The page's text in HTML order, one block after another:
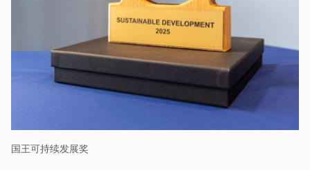
学院
产品手册
国王可持续发展奖